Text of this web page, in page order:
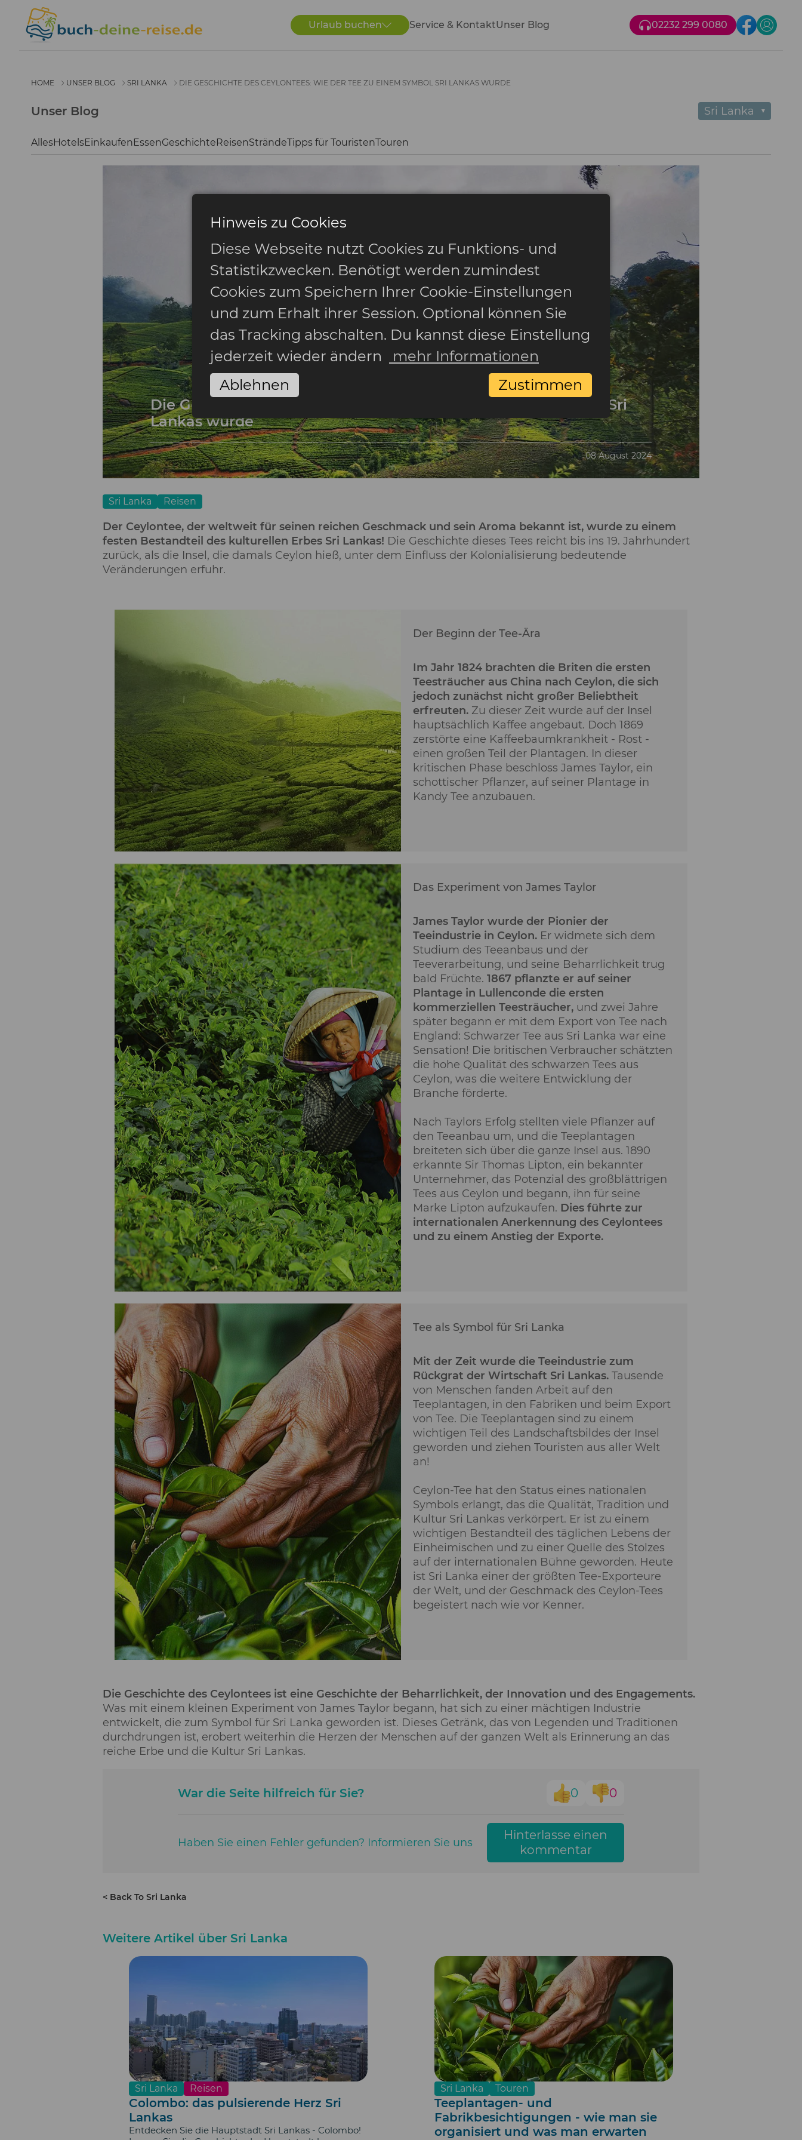
Urlaub buchen Service & KontaktUnser Blog 02232 299 0080
HOME UNSER BLOG SRI LANKA DIE GESCHICHTE DES CEYLONTEES: WIE DER TEE ZU EINEM SYMBOL SRI LANKAS WURDE
Unser Blog Sri Lanka ▼
AllesHotelsEinkaufen EssenGeschichte ReisenSträndeTipps für TouristenTouren
Die Geschichte des Ceylontees: Wie der Tee zu einem Symbol Sri
Lankas wurde
08 August 2024
Sri Lanka Reisen
Der Ceylontee, der weltweit für seinen reichen Geschmack und sein Aroma bekannt ist, wurde zu einem
festen Bestandteil des kulturellen Erbes Sri Lankas! Die Geschichte dieses Tees reicht bis ins 19. Jahrhundert
zurück, als die Insel, die damals Ceylon hieß, unter dem Einfluss der Kolonialisierung bedeutende
Veränderungen erfuhr.
Der Beginn der Tee-Ära
Im Jahr 1824 brachten die Briten die ersten
Teesträucher aus China nach Ceylon, die sich
jedoch zunächst nicht großer Beliebtheit
erfreuten. Zu dieser Zeit wurde auf der Insel
hauptsächlich Kaffee angebaut. Doch 1869
zerstörte eine Kaffeebaumkrankheit - Rost -
einen großen Teil der Plantagen. In dieser
kritischen Phase beschloss James Taylor, ein
schottischer Pflanzer, auf seiner Plantage in
Kandy Tee anzubauen.
Das Experiment von James Taylor
James Taylor wurde der Pionier der
Teeindustrie in Ceylon. Er widmete sich dem
Studium des Teeanbaus und der
Teeverarbeitung, und seine Beharrlichkeit trug
bald Früchte. 1867 pflanzte er auf seiner
Plantage in Lullenconde die ersten
kommerziellen Teesträucher, und zwei Jahre
später begann er mit dem Export von Tee nach
England: Schwarzer Tee aus Sri Lanka war eine
Sensation! Die britischen Verbraucher schätzten
die hohe Qualität des schwarzen Tees aus
Ceylon, was die weitere Entwicklung der
Branche förderte.
Nach Taylors Erfolg stellten viele Pflanzer auf
den Teeanbau um, und die Teeplantagen
breiteten sich über die ganze Insel aus. 1890
erkannte Sir Thomas Lipton, ein bekannter
Unternehmer, das Potenzial des großblättrigen
Tees aus Ceylon und begann, ihn für seine
Marke Lipton aufzukaufen. Dies führte zur
internationalen Anerkennung des Ceylontees
und zu einem Anstieg der Exporte.
Tee als Symbol für Sri Lanka
Mit der Zeit wurde die Teeindustrie zum
Rückgrat der Wirtschaft Sri Lankas. Tausende
von Menschen fanden Arbeit auf den
Teeplantagen, in den Fabriken und beim Export
von Tee. Die Teeplantagen sind zu einem
wichtigen Teil des Landschaftsbildes der Insel
geworden und ziehen Touristen aus aller Welt
an!
Ceylon-Tee hat den Status eines nationalen
Symbols erlangt, das die Qualität, Tradition und
Kultur Sri Lankas verkörpert. Er ist zu einem
wichtigen Bestandteil des täglichen Lebens der
Einheimischen und zu einer Quelle des Stolzes
auf der internationalen Bühne geworden. Heute
ist Sri Lanka einer der größten Tee-Exporteure
der Welt, und der Geschmack des Ceylon-Tees
begeistert nach wie vor Kenner.
Die Geschichte des Ceylontees ist eine Geschichte der Beharrlichkeit, der Innovation und des Engagements.
Was mit einem kleinen Experiment von James Taylor begann, hat sich zu einer mächtigen Industrie
entwickelt, die zum Symbol für Sri Lanka geworden ist. Dieses Getränk, das von Legenden und Traditionen
durchdrungen ist, erobert weiterhin die Herzen der Menschen auf der ganzen Welt als Erinnerung an das
reiche Erbe und die Kultur Sri Lankas.
War die Seite hilfreich für Sie? 0 0
Haben Sie einen Fehler gefunden? Informieren Sie uns
Hinterlasse einen
kommentar
< Back To Sri Lanka
Weitere Artikel über Sri Lanka
Sri Lanka Reisen
Colombo: das pulsierende Herz Sri
Lankas
Entdecken Sie die Hauptstadt Sri Lankas - Colombo!
Sri Lanka Touren
Teeplantagen- und
Fabrikbesichtigungen - wie man sie
organisiert und was man erwarten
Hinweis zu Cookies
Diese Webseite nutzt Cookies zu Funktions- und
Statistikzwecken. Benötigt werden zumindest
Cookies zum Speichern Ihrer Cookie-Einstellungen
und zum Erhalt ihrer Session. Optional können Sie
das Tracking abschalten. Du kannst diese Einstellung
jederzeit wieder ändern
mehr Informationen
Ablehnen
Zustimmen